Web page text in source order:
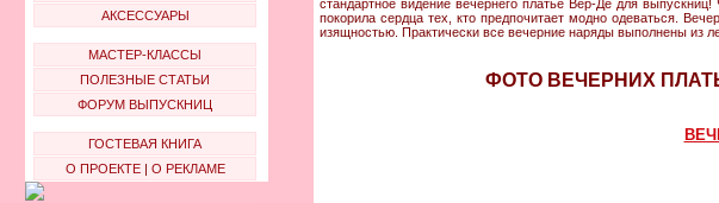
АКСЕССУАРЫ
МАСТЕР-КЛАССЫ
ПОЛЕЗНЫЕ СТАТЬИ
ФОРУМ ВЫПУСКНИЦ
ГОСТЕВАЯ КНИГА
О ПРОЕКТЕ| О РЕКЛАМЕ
стандартное видение вечернего платье Вер-Де для
покорила сердца тех, кто предпочитает модно одеваться.
изящностью. Практически все вечерние наряды выполнены из
ФОТО ВЕЧЕРНИХ